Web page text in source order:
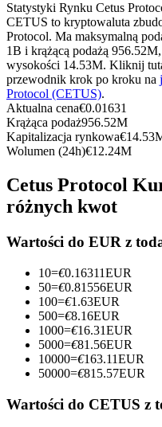
Kopiowanie Transakcji
Zostań traderem
Ciesz się podziałem
transakcji
Statystyki Rynku Cetus
CETUS to kryptowaluta
Protocol. Ma maksymalną
1B i krążącą podażą
wysokości 14.53M. Kliknij
przewodnik krok po kroku na
Protocol (CETUS).
Aktualna cena€0.01631
Krążąca podaż956.52M
Kapitalizacja rynkowa€
Wolumen (24h)€12.24M
Cetus Protocol
różnych kwot
Wartości do EUR z
10=€0.16311EUR
50=€0.81556EUR
100=€1.63EUR
500=€8.16EUR
1000=€16.31EUR
5000=€81.56EUR
10000=€163.11EUR
50000=€815.57EUR
Wartości do CETUS z